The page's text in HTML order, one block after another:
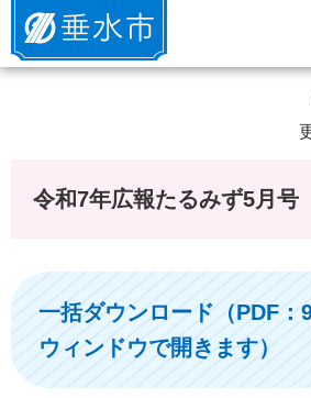
垂水市
令和7年広報たるみず5月号
一括ダウンロード（PDF：
ウィンドウで開きます）